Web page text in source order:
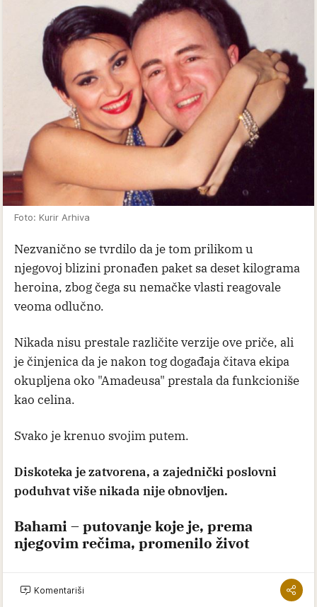
Foto: Kurir Arhiva
Nezvanično se tvrdilo da je tom prilikom u
njegovoj blizini pronađen paket sa deset kilograma
heroina, zbog čega su nemačke vlasti reagovale
veoma odlučno.
Nikada nisu prestale različite verzije ove priče, ali
je činjenica da je nakon tog događaja čitava ekipa
okupljena oko "Amadeusa" prestala da funkcioniše
kao celina.
Svako je krenuo svojim putem.
Diskoteka je zatvorena, a zajednički poslovni
poduhvat više nikada nije obnovljen.
Bahami – putovanje koje je, prema
njegovim rečima, promenilo život
Maleševića Tapija vezuje se za njegov odlazak na
Komentariši